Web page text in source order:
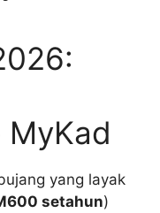
MyKad
yang layak
setahun)